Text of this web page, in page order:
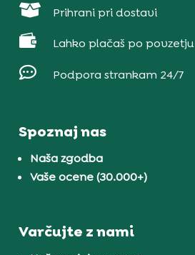
 Prihrani pri dostavi
 Lahko plačaš po povzetju
 Podpora strankam 24/7
Spoznaj nas
Naša zgodba
Vaše ocene (30.000+)
Varčujte z nami